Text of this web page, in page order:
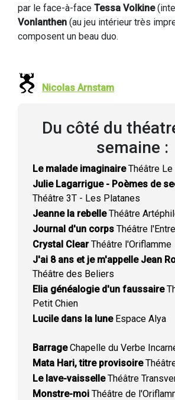
par le face-à-face Tessa Volkine
Vonlanthen (au jeu intérieur très
composent un beau duo.
Nicolas Arnstam
Du côté du
semaine :
Le malade imaginaireThéâtre Le
Julie Lagarrigue - Poèmes de
Théâtre 3T - Les Platanes
Jeanne la rebelleThéâtre
Journal d'un corps Théâtre
Crystal ClearThéâtre l'Oriflamme
J'ai 8 ans et je m'appelle Jean
Théâtre des Beliers
Elia généalogie d'un faussaire
Petit Chien
Lucile dans la luneEspace Alya
BarrageChapelle du Verbe
Mata Hari, titre provisoire
Le lave-vaisselleThéâtre
Monstre-moi Théâtre de